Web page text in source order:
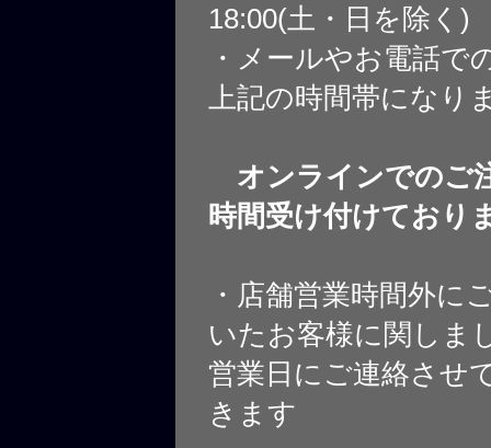
18:00(土・日を除く)
・メールやお電話で
上記の時間帯になり
オンラインでのご
時間受け付けており
・店舗営業時間外に
いたお客様に関しま
営業日にご連絡させ
きます